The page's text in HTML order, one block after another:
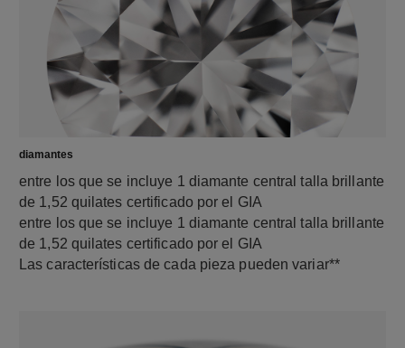
diamantes
entre los que se incluye 1 diamante central talla brillante
de 1,52 quilates certificado por el GIA
entre los que se incluye 1 diamante central talla brillante
de 1,52 quilates certificado por el GIA
Las características de cada pieza pueden variar**